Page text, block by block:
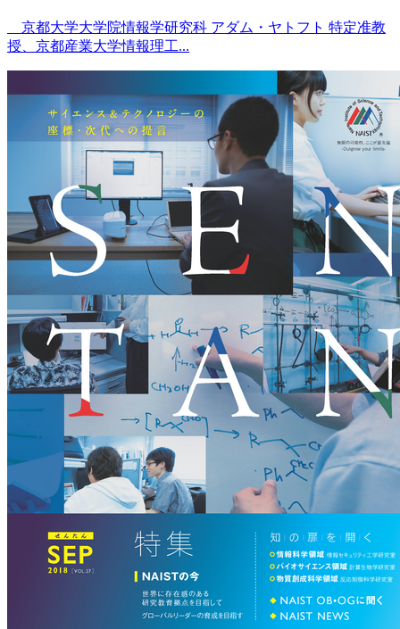
京都大学大学院情報学研究科 アダム・ヤトフト 特定准教
授、京都産業大学情報理工...